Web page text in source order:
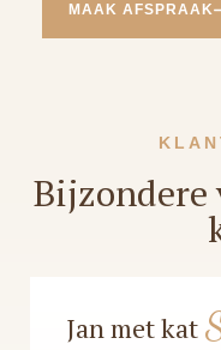
MAAK AFSPRAAK
Bijzondere
Jan met kat